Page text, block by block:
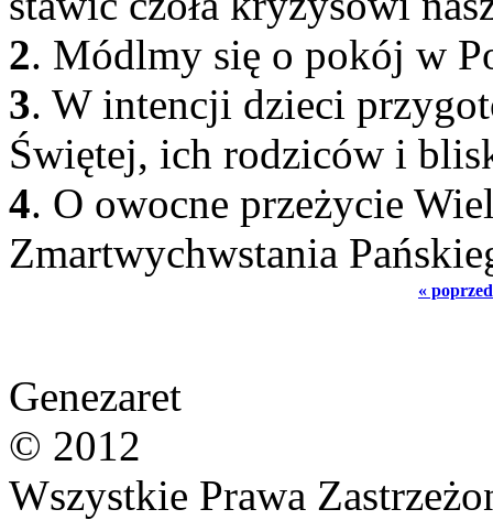
2. Módlmy się o pokój w
3. W intencji dzieci
Świętej, ich rodziców i
4. O owocne przeżycie
Zmartwychwstania
«
Genezaret
© 2012
Wszystkie Prawa